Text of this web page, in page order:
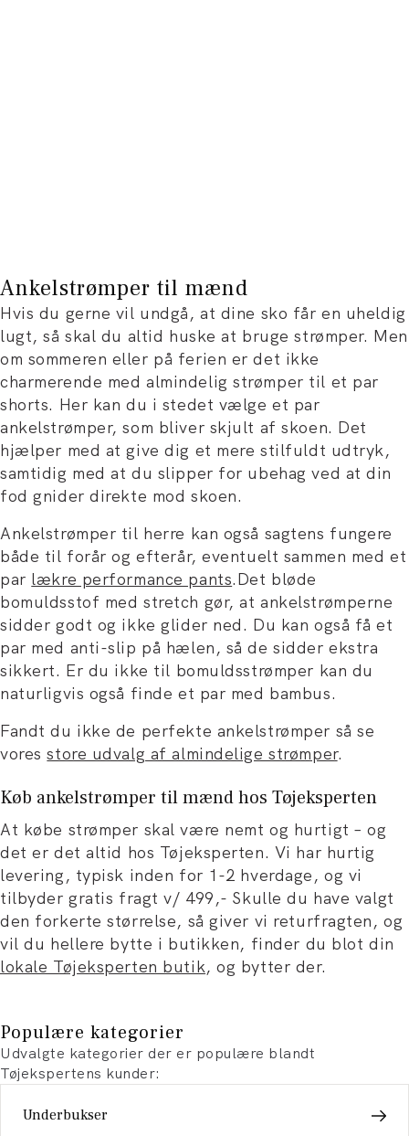
Ankelstrømper til mænd
Hvis du gerne vil undgå, at dine sko får en uheldig
lugt, så skal du altid huske at bruge strømper. Men
om sommeren eller på ferien er det ikke
charmerende med almindelig strømper til et par
shorts. Her kan du i stedet vælge et par
ankelstrømper, som bliver skjult af skoen. Det
hjælper med at give dig et mere stilfuldt udtryk,
samtidig med at du slipper for ubehag ved at din
fod gnider direkte mod skoen.
Ankelstrømper til herre kan også sagtens fungere
både til forår og efterår, eventuelt sammen med et
par lækre performance pants.Det bløde
bomuldsstof med stretch gør, at ankelstrømperne
sidder godt og ikke glider ned. Du kan også få et
par med anti-slip på hælen, så de sidder ekstra
sikkert. Er du ikke til bomuldsstrømper kan du
naturligvis også finde et par med bambus.
Fandt du ikke de perfekte ankelstrømper så se
voresstore udvalg af almindelige strømper.
Køb ankelstrømper til mænd hos Tøjeksperten
At købe strømper skal være nemt og hurtigt – og
det er det altid hos Tøjeksperten. Vi har hurtig
levering, typisk inden for 1-2 hverdage, og vi
tilbyder gratis fragt v/ 499,- Skulle du have valgt
den forkerte størrelse, så giver vi returfragten, og
vil du hellere bytte i butikken, finder du blot din
lokale Tøjeksperten butik, og bytter der.
Populære kategorier
Udvalgte kategorier der er populære blandt
Tøjekspertens kunder:
Underbukser